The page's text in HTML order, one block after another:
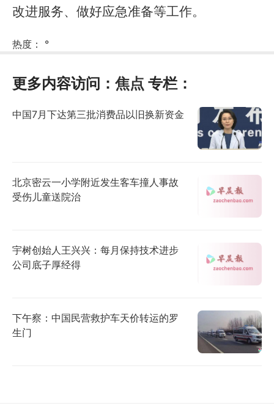
改进服务、做好应急准备等工作。
热度： °
更多内容访问： 焦点 专栏：
中国7月下达第三批消费品以旧换新资金
北京密云一小学附近发生客车撞人事故
受伤儿童送院治
宇树创始人王兴兴：每月保持技术进步
公司底子厚经得
下午察：中国民营救护车天价转运的罗
生门